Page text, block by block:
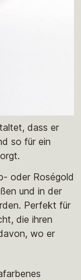
dass er
so für ein
oder Roségold
und in der
Perfekt für
die ihren
wo er